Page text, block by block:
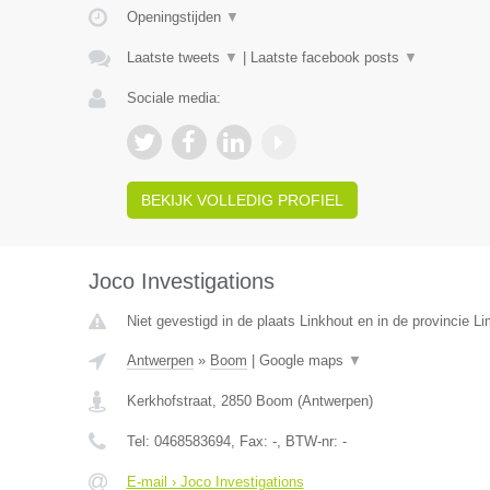
Openingstijden ▼
Laatste tweets ▼ Laatste facebook posts ▼
Sociale media:
BEKIJK VOLLEDIG PROFIEL
Joco Investigations
Niet gevestigd in de plaats Linkhout en in de provincie
Antwerpen» Boom Google maps ▼
Kerkhofstraat, 2850 Boom (Antwerpen)
Tel: 0468583694, Fax: -, BTW-nr: -
E-mail › Joco Investigations